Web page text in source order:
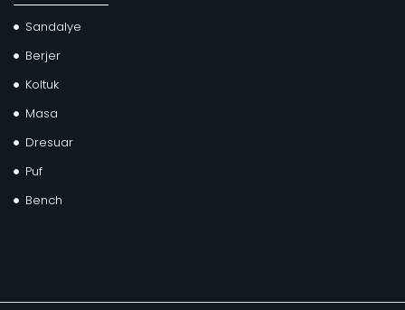
Sandalye
Berjer
Koltuk
Masa
Dresuar
Puf
Bench